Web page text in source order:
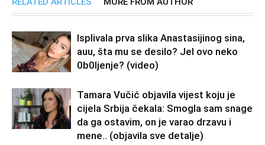
Isplivala prva slika Anastasijinog sina,
auu, šta mu se desilo? Jel ovo neko
0b0Ijenje? (video)
Tamara Vučić objavila vijest koju je
cijela Srbija čekala: Smogla sam snage
da ga ostavim, on je varao drzavu i
mene.. (objavila sve detalje)